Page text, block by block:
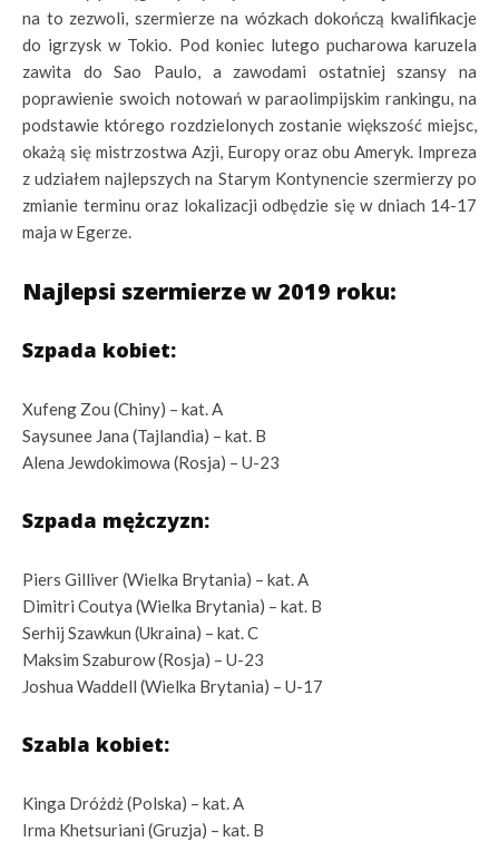
na to zezwoli, szermierze na wózkach dokończą kwalifikacje
do igrzysk w Tokio. Pod koniec lutego pucharowa karuzela
zawita do Sao Paulo, a zawodami ostatniej szansy na
poprawienie swoich notowań w paraolimpijskim rankingu, na
podstawie którego rozdzielonych zostanie większość miejsc,
okażą się mistrzostwa Azji, Europy oraz obu Ameryk. Impreza
z udziałem najlepszych na Starym Kontynencie szermierzy po
zmianie terminu oraz lokalizacji odbędzie się w dniach 14-17
maja w Egerze.
Najlepsi szermierze w 2019 roku:
Szpada kobiet:
Xufeng Zou (Chiny) – kat. A
Saysunee Jana (Tajlandia) – kat. B
Alena Jewdokimowa (Rosja) – U-23
Szpada mężczyzn:
Piers Gilliver (Wielka Brytania) – kat. A
Dimitri Coutya (Wielka Brytania) – kat. B
Serhij Szawkun (Ukraina) – kat. C
Maksim Szaburow (Rosja) – U-23
Joshua Waddell (Wielka Brytania) – U-17
Szabla kobiet:
Kinga Dróżdż (Polska) – kat. A
Irma Khetsuriani (Gruzja) – kat. B